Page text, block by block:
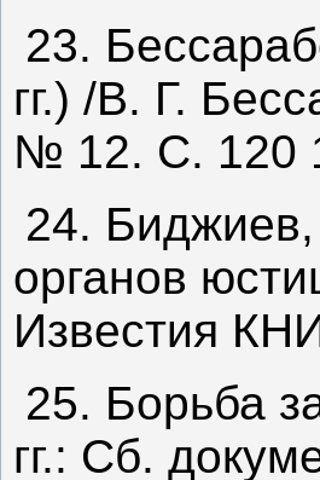
23.
гг.) /В. Г.
№ 12. С. 120
24.
органов
Известия
25. Борьба
гг.: Сб.